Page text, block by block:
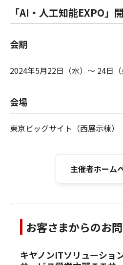
「AI・人工知能EXPO」
会期
2024年5月22日（水）～ 24日（
会場
東京ビッグサイト（西展示棟）
主催者ホーム
お客さまからのお
キヤノンITソリューショ